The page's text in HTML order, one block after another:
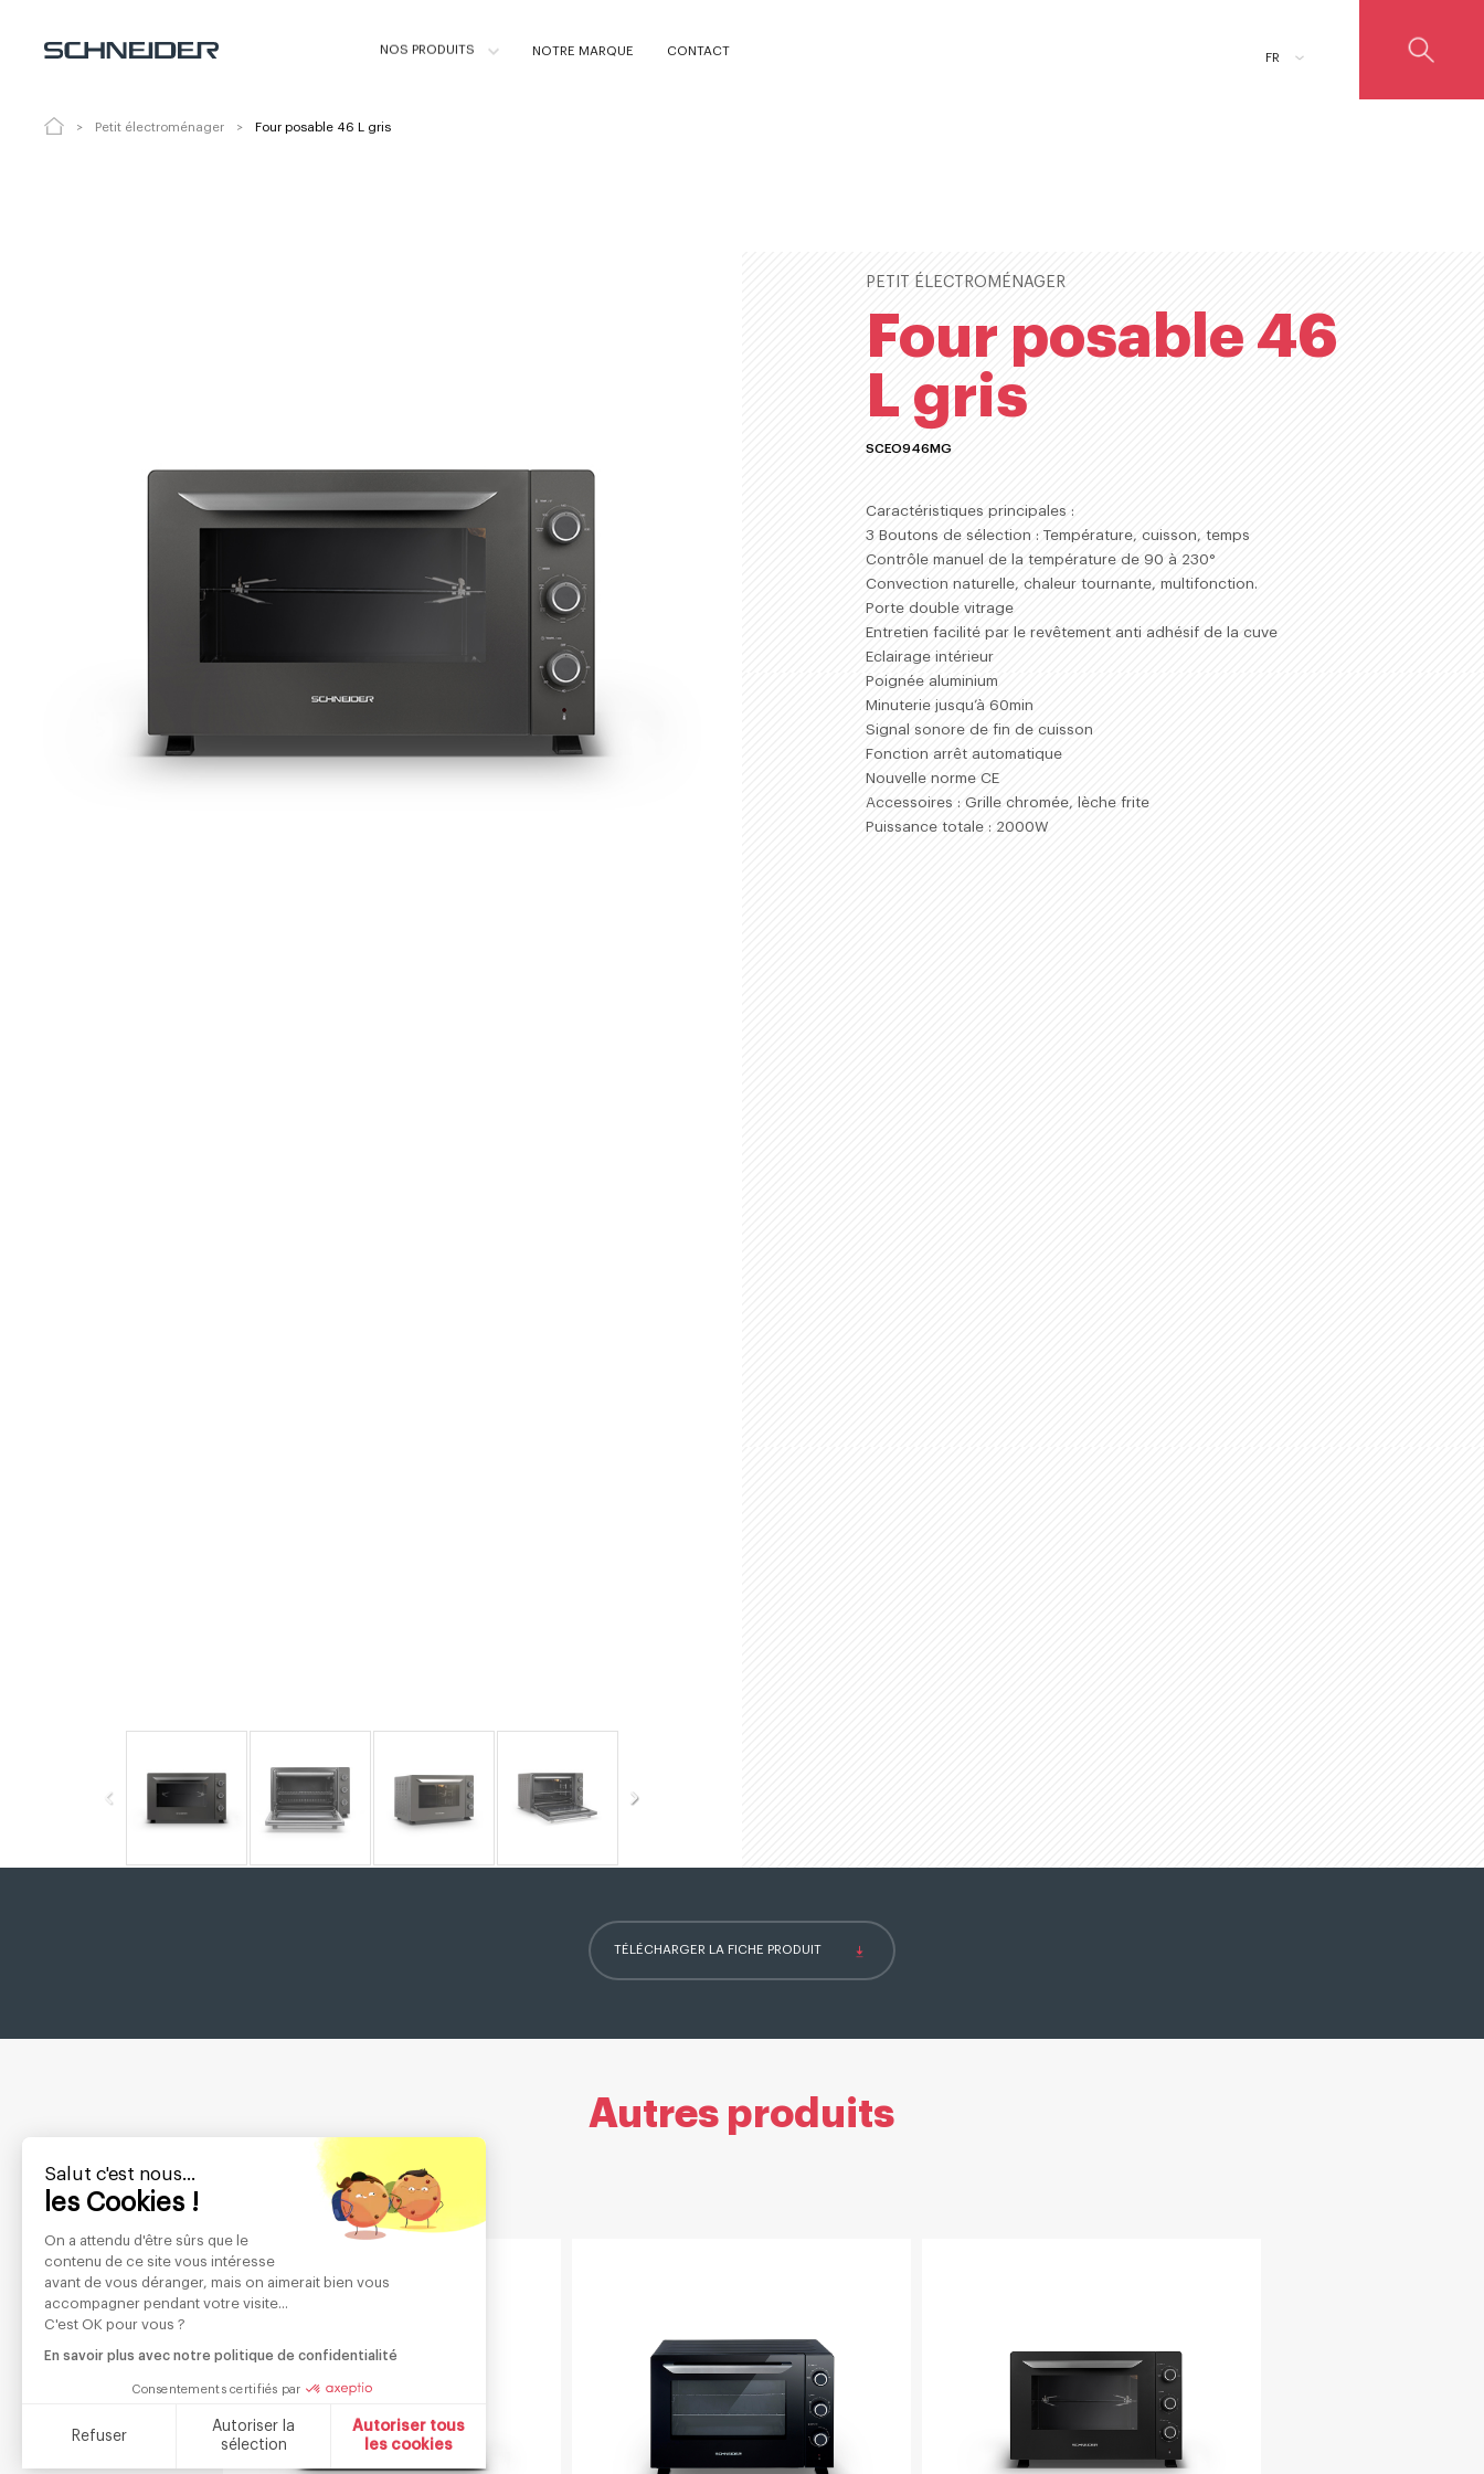
NOS PRODUITS NOTRE MARQUE CONTACT FR
Petit électroménager Four posable 46 L gris
PETIT ÉLECTROMÉNAGER
Four posable 46
L gris
SCEO946MG
ACHETER
Caractéristiques principales :
3 Boutons de sélection : Température, cuisson, temps
Contrôle manuel de la température de 90 à 230°
Convection naturelle, chaleur tournante, multifonction.
Porte double vitrage
Entretien facilité par le revêtement anti adhésif de la cuve
Eclairage intérieur
Poignée aluminium
Minuterie jusqu’à 60min
Signal sonore de fin de cuisson
Fonction arrêt automatique
Nouvelle norme CE
Accessoires : Grille chromée, lèche frite
Puissance totale : 2000W
Four posable 46 L gris SCEO946MG
TÉLÉCHARGER LA FICHE PRODUIT
Autres produits
Salut c'est nous...
les Cookies !
On a attendu d'être sûrs que le
contenu de ce site vous intéresse
avant de vous déranger, mais on aimerait bien vous
accompagner pendant votre visite...
C'est OK pour vous ?
En savoir plus avec notre politique de confidentialité
Consentements certifiés par
Refuser
Autoriser la
sélection
Autoriser tous
les cookies